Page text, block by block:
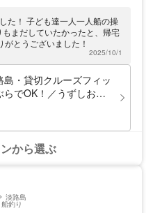
た！ 子ども達一人一人船の操
まだしていたかったと、帰宅
とうございました！
2025/10/1
島・貸切クルーズフィッ
らでOK！／うずしお見
から選ぶ
淡路島
釣り